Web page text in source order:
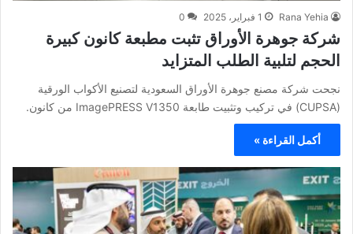
Rana Yehia 1 فبراير، 2025 0
شركة جوهرة الأوراق تثبت مطبعة كانون كبيرة
الحجم لتلبية الطلب المتزايد
نجحت شركة مصنع جوهرة الأوراق السعودية لتصنيع الأكواب الورقية
(CUPSA) في تركيب وتثبيت طابعة ImagePRESS V1350 من كانون.
أكمل القراءة »